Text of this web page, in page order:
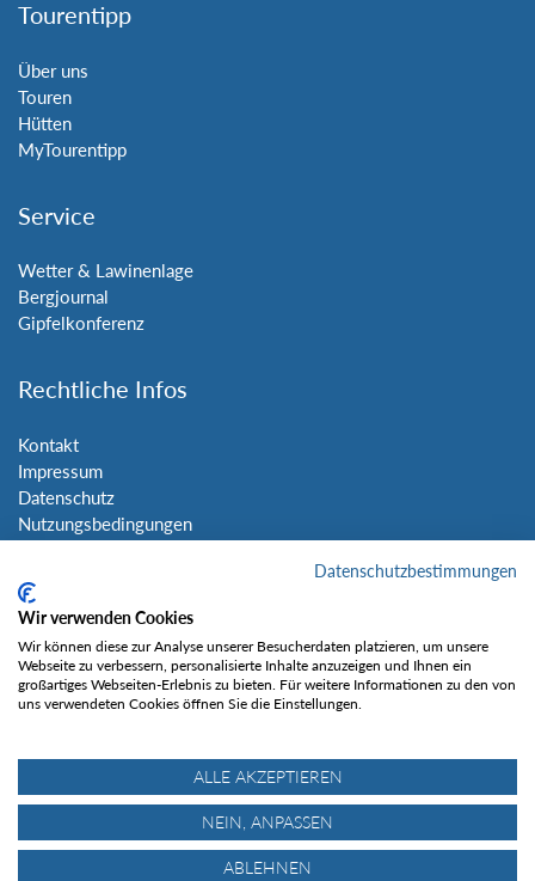
Tourentipp
Über uns
Touren
Hütten
MyTourentipp
Service
Wetter & Lawinenlage
Bergjournal
Gipfelkonferenz
Rechtliche Infos
Kontakt
Impressum
Datenschutz
Nutzungsbedingungen
Social Media
Gefällt mir
Datenschutzbestimmungen
Wir verwenden Cookies
Wir können diese zur Analyse unserer Besucherdaten platzieren, um unsere
Webseite zu verbessern, personalisierte Inhalte anzuzeigen und Ihnen ein
großartiges Webseiten-Erlebnis zu bieten. Für weitere Informationen zu den von
uns verwendeten Cookies öffnen Sie die Einstellungen.
ALLE AKZEPTIEREN
NEIN, ANPASSEN
ABLEHNEN